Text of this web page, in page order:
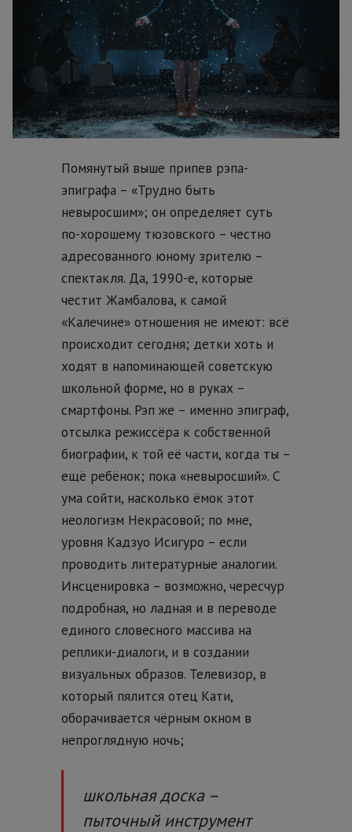
Помянутый выше припев рэпа-
эпиграфа – «Трудно быть
невыросшим»; он определяет суть
по-хорошему тюзовского – честно
адресованного юному зрителю –
спектакля. Да, 1990-е, которые
честит Жамбалова, к самой
«Калечине» отношения не имеют: всё
происходит сегодня; детки хоть и
ходят в напоминающей советскую
школьной форме, но в руках –
смартфоны. Рэп же – именно эпиграф,
отсылка режиссёра к собственной
биографии, к той её части, когда ты –
ещё ребёнок; пока «невыросший». С
ума сойти, насколько ёмок этот
неологизм Некрасовой; по мне,
уровня Кадзуо Исигуро – если
проводить литературные аналогии.
Инсценировка – возможно, чересчур
подробная, но ладная и в переводе
единого словесного массива на
реплики-диалоги, и в создании
визуальных образов. Телевизор, в
который пялится отец Кати,
оборачивается чёрным окном в
непроглядную ночь;
школьная доска –
пыточный инструмент